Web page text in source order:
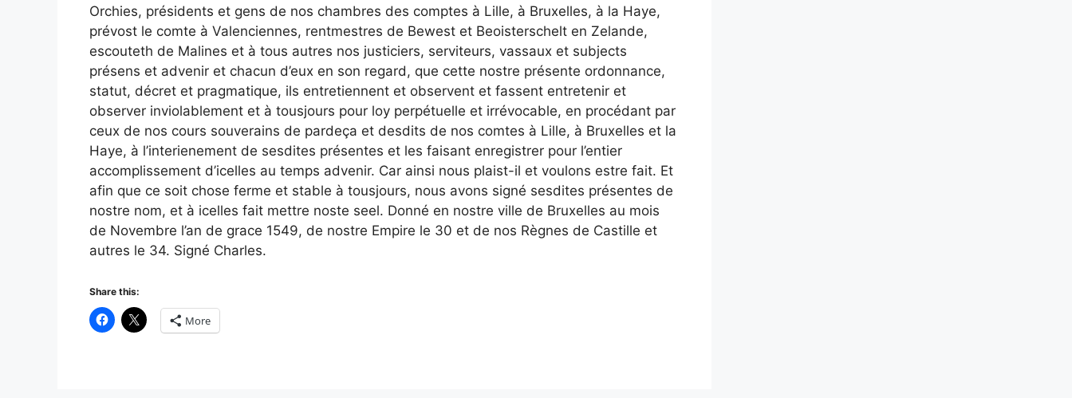
Orchies, présidents et gens de nos chambres des comptes à Lille, à Bruxelles, à la Haye,
prévost le comte à Valenciennes, rentmestres de Bewest et Beoisterschelt en Zelande,
escouteth de Malines et à tous autres nos justiciers, serviteurs, vassaux et subjects
présens et advenir et chacun d’eux en son regard, que cette nostre présente ordonnance,
statut, décret et pragmatique, ils entretiennent et observent et fassent entretenir et
observer inviolablement et à tousjours pour loy perpétuelle et irrévocable, en procédant par
ceux de nos cours souverains de pardeça et desdits de nos comtes à Lille, à Bruxelles et la
Haye, à l’interienement de sesdites présentes et les faisant enregistrer pour l’entier
accomplissement d’icelles au temps advenir. Car ainsi nous plaist-il et voulons estre fait. Et
afin que ce soit chose ferme et stable à tousjours, nous avons signé sesdites présentes de
nostre nom, et à icelles fait mettre noste seel. Donné en nostre ville de Bruxelles au mois
de Novembre l’an de grace 1549, de nostre Empire le 30 et de nos Règnes de Castille et
autres le 34. Signé Charles.
Share this:
More